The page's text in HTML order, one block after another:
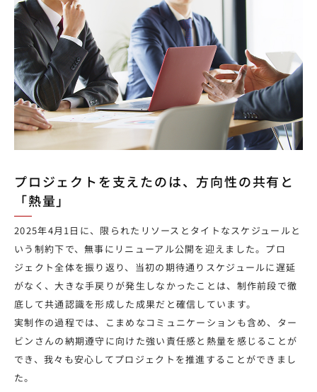
プロジェクトを支えたのは、方向性の共有と
「熱量」
2025年4月1日に、限られたリソースとタイトなスケジュールと
いう制約下で、無事にリニューアル公開を迎えました。プロ
ジェクト全体を振り返り、当初の期待通りスケジュールに遅延
がなく、大きな手戻りが発生しなかったことは、制作前段で徹
底して共通認識を形成した成果だと確信しています。
実制作の過程では、こまめなコミュニケーションも含め、ター
ビンさんの納期遵守に向けた強い責任感と熱量を感じることが
でき、我々も安心してプロジェクトを推進することができまし
た。